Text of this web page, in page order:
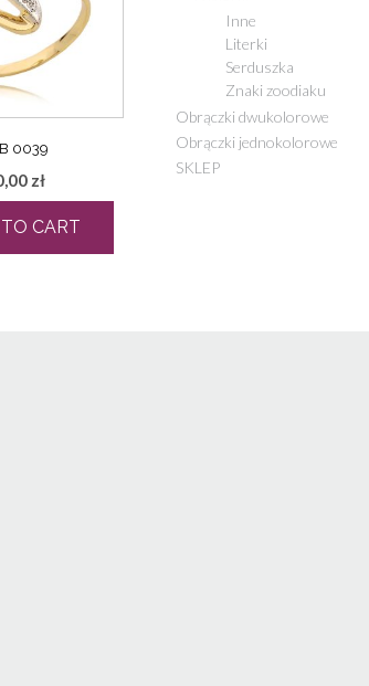
0039
zł
CART
Inne
Literki
Serduszka
Znaki zoodiaku
Obrączki dwukolorowe
Obrączki jednokolorowe
SKLEP